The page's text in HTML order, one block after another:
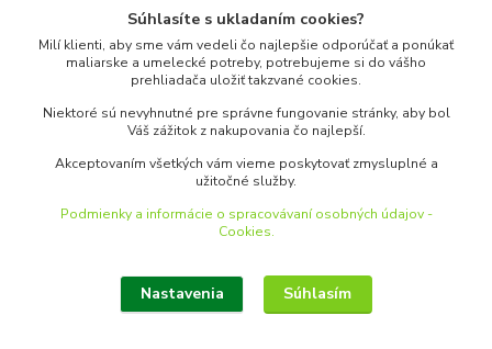
www.merkantil.sk
Pondelok-Piatok: 9.00-17.00hod.
objednavky@merkantil-obchod.sk
Upraviť zber cookies.
Súhlasíte s ukladaním cookies?
Milí klienti, aby sme vám vedeli čo najlepšie odporúčať a ponúkať
maliarske a umelecké potreby, potrebujeme si do vášho
prehliadača uložiť takzvané cookies.
Niektoré sú nevyhnutné pre správne fungovanie stránky, aby bol
Váš zážitok z nakupovania čo najlepší.
Akceptovaním všetkých vám vieme poskytovať zmysluplné a
užitočné služby.
Podmienky a informácie o spracovávaní osobných údajov -
Cookies.
Nastavenia Súhlasím